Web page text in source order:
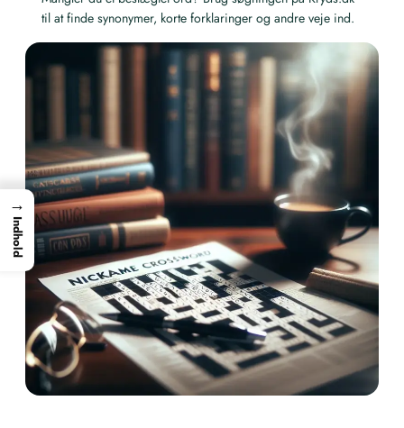
til at finde synonymer, korte forklaringer og andre veje ind.
→
Indhold